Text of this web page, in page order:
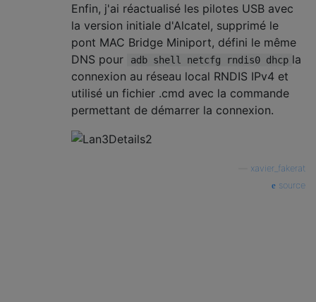
Enfin, j'ai réactualisé les pilotes USB avec
la version initiale d'Alcatel, supprimé le
pont MAC Bridge Miniport, défini le même
DNS pour
adb shell netcfg rndis0 dhcp la
connexion au réseau local RNDIS IPv4 et
utilisé un fichier .cmd avec la commande
permettant de démarrer la connexion.
xavier_fakerat
source